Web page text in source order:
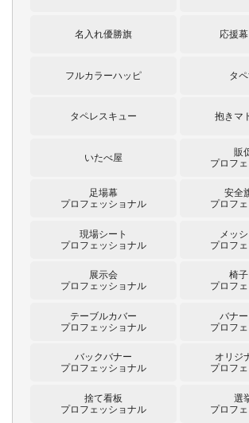
名入れ優勝旗 応援
フルカラーハッピ タ
タペレスキュー 抱きマ
いたべ屋
販
プロフ
足場幕
プロフェッショナル
安全
プロフ
現場シート
プロフェッショナル
メッ
プロフ
展示会
プロフェッショナル
椅
プロフ
テーブルカバー
プロフェッショナル
バナ
プロフ
バックバナー
プロフェッショナル
オリジ
プロフ
捨て看板
プロフェッショナル
選
プロフ